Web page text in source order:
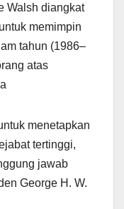
Walsh diangkat
memimpin
tahun (1986–
atas
menetapkan
tertinggi,
jawab
George H. W.